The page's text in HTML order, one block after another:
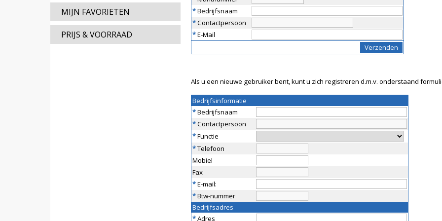
MIJN FAVORIETEN
PRIJS & VOORRAAD
*Bedrijfsnaam
*Contactpersoon
*E-Mail
Als u een nieuwe gebruiker bent, kunt u zich registreren d.m.v. onderstaand
Bedrijfsinformatie
*Bedrijfsnaam
*Contactpersoon
*Functie
*Telefoon
Mobiel
Fax
*E-mail:
*Btw-nummer
Bedrijfsadres
*Adres